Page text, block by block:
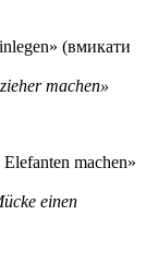
(вмикати
machen»
machen»
einen